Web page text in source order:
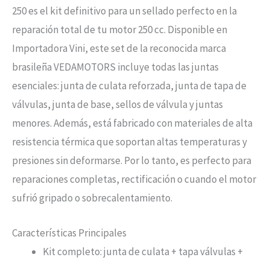
250 es el kit definitivo para un sellado perfecto en la
reparación total de tu motor 250 cc. Disponible en
Importadora Vini, este set de la reconocida marca
brasileña VEDAMOTORS incluye todas las juntas
esenciales: junta de culata reforzada, junta de tapa de
válvulas, junta de base, sellos de válvula y juntas
menores. Además, está fabricado con materiales de alta
resistencia térmica que soportan altas temperaturas y
presiones sin deformarse. Por lo tanto, es perfecto para
reparaciones completas, rectificación o cuando el motor
sufrió gripado o sobrecalentamiento.
Características Principales
Kit completo: junta de culata + tapa válvulas +